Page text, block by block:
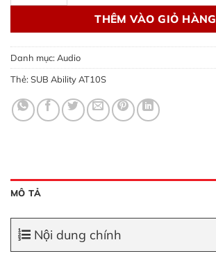
THÊM VÀO GIỎ HÀNG
Danh mục: Audio
Thẻ: SUB Ability AT10S
MÔ TẢ
Nội dung chính